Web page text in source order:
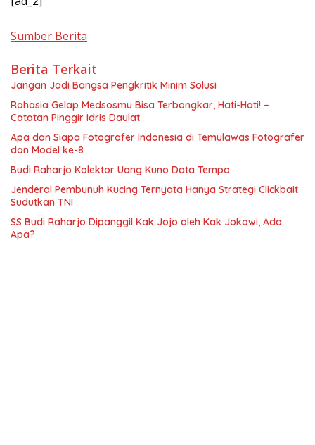
Sumber Berita
Berita Terkait
Jangan Jadi Bangsa Pengkritik Minim Solusi
Rahasia Gelap Medsosmu Bisa Terbongkar, Hati-Hati! –
Catatan Pinggir Idris Daulat
Apa dan Siapa Fotografer Indonesia di Temulawas Fotografer
dan Model ke-8
Budi Raharjo Kolektor Uang Kuno Data Tempo
Jenderal Pembunuh Kucing Ternyata Hanya Strategi Clickbait
Sudutkan TNI
SS Budi Raharjo Dipanggil Kak Jojo oleh Kak Jokowi, Ada
Apa?